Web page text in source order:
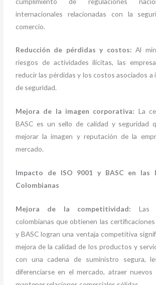
internacionales relacionadas con la
comercio.
Reducción de pérdidas y costos: Al
riesgos de actividades ilícitas, las
reducir las pérdidas y los costos asociados a
de seguridad.
Mejora de la imagen corporativa: La
BASC es un sello de calidad y seguridad
mejorar la imagen y reputación de la
mercado.
Impacto de ISO 9001 y BASC en las
Colombianas
Mejora de la competitividad: Las
colombianas que obtienen las certificaciones
y BASC logran una ventaja competitiva
mejora de la calidad de los productos y
con una cadena de suministro segura,
diferenciarse en el mercado, atraer